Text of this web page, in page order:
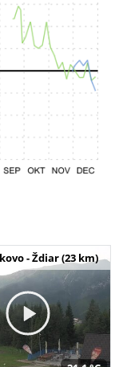
- Ždiar (23 km)